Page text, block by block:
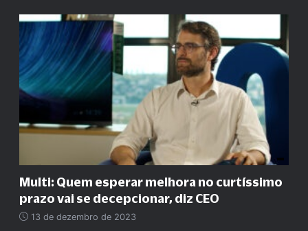
Multi: Quem esperar melhora no curtíssimo
prazo vai se decepcionar, diz CEO
13 de dezembro de 2023